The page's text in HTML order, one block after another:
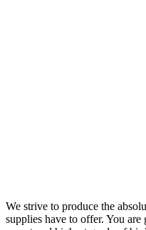
We strive to produce the
supplies have to offer. You